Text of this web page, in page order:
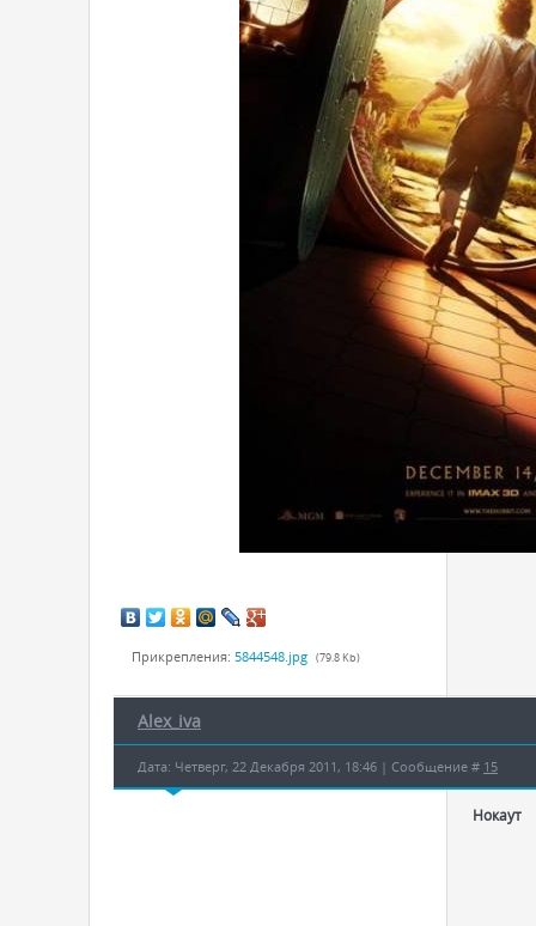
Прикрепления: 5844548.jpg (79.8 Kb)
Alex_iva
Дата: Четверг, 22 Декабря 2011, 18:46 | Сообщение # 15
Нокаут